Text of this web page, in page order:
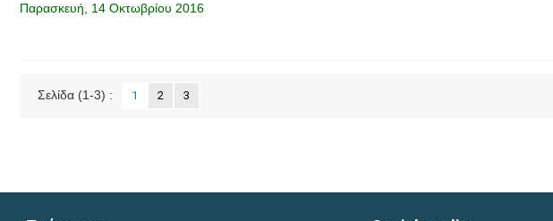
Παρασκευή, 14 Οκτωβρίου 2016
Σελίδα (1-3) : 1 2 3